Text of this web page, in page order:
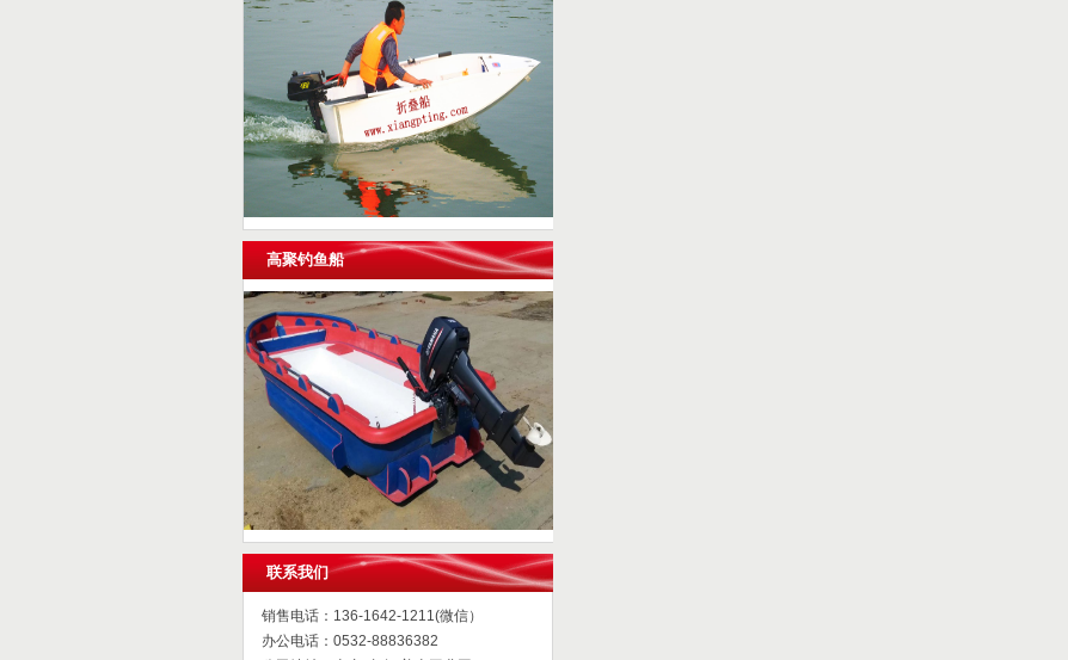
高聚钓鱼船
联系我们
销售电话：136-1642-1211(微信）
办公电话：0532-88836382